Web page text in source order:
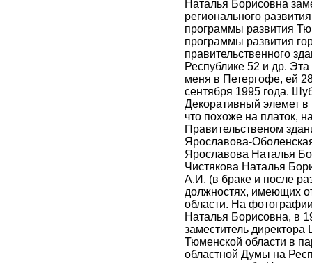
Наталья Борисовна
регионального
программы развития
программы развития
правительственного
Республике 52 и др.
меня в Петергофе, ей
сентября 1995 года.
Декоративный элемет в
что похоже на платок,
Правительственом
Ярославова-
Ярославова Наталья
Чистякова Наталья
А.И. (в браке и после
должностях, имеющих
области. На
Наталья Борисовна, в
заместитель директора
Тюменской области в
областной Думы на